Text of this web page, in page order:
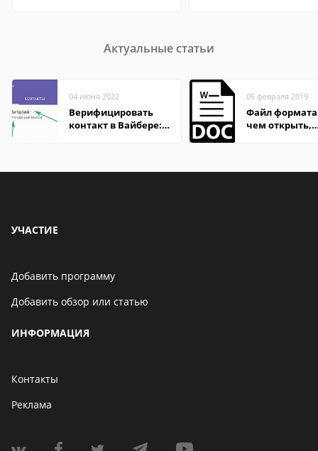
Актуальные статьи
04 июня 2022
Верифицировать
контакт в Вайбере:
05 февраля 2019
Файл формата
чем открыть,
УЧАСТИЕ
Добавить программу
Добавить обзор или статью
ИНФОРМАЦИЯ
Контакты
Реклама